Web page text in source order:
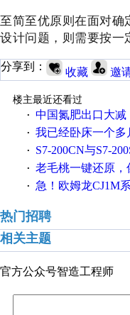
至简至优原则在面对
设计问题，则需要按
分享到： 收藏 邀
楼主最近还看过
· 中国氮肥出口大减
· 我已经卧床一个多月了，是出去安装机械手在高速
· S7-200CN与S7-
· 老毛桃一键还原，傻瓜式操作一键轻松备份还原；程序为向导
· 急！欧姆龙CJ1M系列PLC,如何用时间控制变频器。要求时
热门招聘
相关主题
官方公众号智造工程师